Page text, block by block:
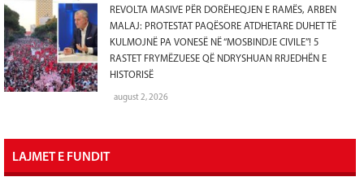
REVOLTA MASIVE PËR DORËHEQJEN E RAMËS, ARBEN
MALAJ: PROTESTAT PAQËSORE ATDHETARE DUHET TË
KULMOJNË PA VONESË NË “MOSBINDJE CIVILE”! 5
RASTET FRYMËZUESE QË NDRYSHUAN RRJEDHËN E
HISTORISË
august 2, 2026
LAJMET E FUNDIT